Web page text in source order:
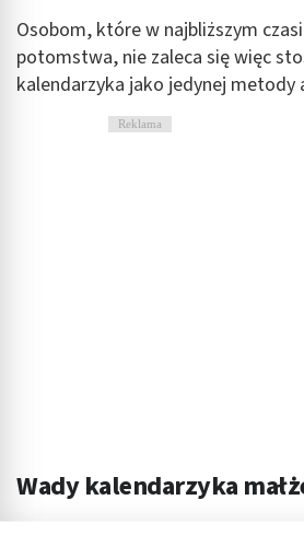
Osobom, które w najbliższym
potomstwa, nie zaleca się więc
kalendarzyka jako jedynej metody
Reklama
Wady kalendarzyka